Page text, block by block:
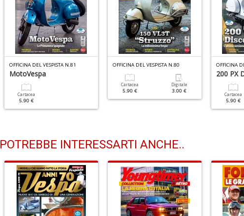
OFFICINA DEL VESPISTA N.81
MotoVespa
Cartacea
5.90 €
OFFICINA DEL VESPISTA N.80
Cartacea
5.90 €
Digitale
3.00 €
OFFICINA
200 PX
Cartacea
5.90 €
POTREBBE INTERESSARTI ANCHE..